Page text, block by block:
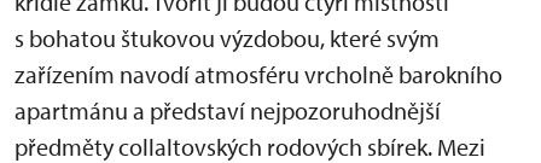
s bohatou štukovou výzdobou, které svým
zařízením navodí atmosféru vrcholně barokního
apartmánu a představí nejpozoruhodnější
předměty collaltovských rodových sbírek. Mezi